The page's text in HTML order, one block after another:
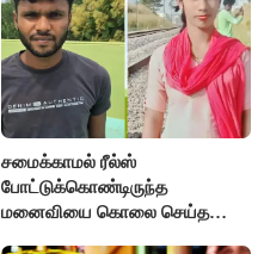
சமைக்காமல் ரீல்ஸ்
போட்டுக்கொண்டிருந்த
மனைவியை கொலை செய்த